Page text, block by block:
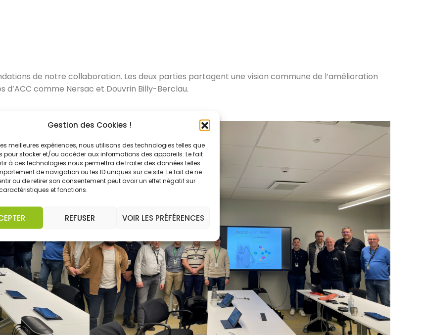
Gestion des Cookies !
meilleures expériences, nous utilisons des technologies telles que
pour stocker et/ou accéder aux informations des appareils. Le fait
à ces technologies nous permettra de traiter des données telles
de navigation ou les ID uniques sur ce site. Le fait de ne
ou de retirer son consentement peut avoir un effet négatif sur
et fonctions.
REFUSER VOIR LES PRÉFÉRENCES
de notre collaboration. Les deux parties partagent une vision commune de l’amélioration
comme Nersac et Douvrin Billy-Berclau.